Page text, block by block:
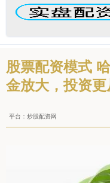
股票配资模式
金放大，投资
平台：炒股配资网